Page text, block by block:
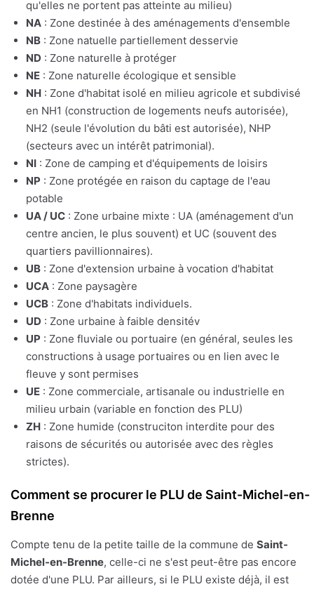
qu'elles ne portent pas atteinte au milieu)
NA : Zone destinée à des aménagements d'ensemble
NB : Zone natuelle partiellement desservie
ND : Zone naturelle à protéger
NE : Zone naturelle écologique et sensible
NH : Zone d'habitat isolé en milieu agricole et subdivisé
en NH1 (construction de logements neufs autorisée),
NH2 (seule l'évolution du bâti est autorisée), NHP
(secteurs avec un intérêt patrimonial).
NI : Zone de camping et d'équipements de loisirs
NP : Zone protégée en raison du captage de l'eau
potable
UA / UC : Zone urbaine mixte : UA (aménagement d'un
centre ancien, le plus souvent) et UC (souvent des
quartiers pavillionnaires).
UB : Zone d'extension urbaine à vocation d'habitat
UCA : Zone paysagère
UCB : Zone d'habitats individuels.
UD : Zone urbaine à faible densitév
UP : Zone fluviale ou portuaire (en général, seules les
constructions à usage portuaires ou en lien avec le
fleuve y sont permises
UE : Zone commerciale, artisanale ou industrielle en
milieu urbain (variable en fonction des PLU)
ZH : Zone humide (construciton interdite pour des
raisons de sécurités ou autorisée avec des règles
strictes).
Comment se procurer le PLU de Saint-Michel-en-
Brenne
Compte tenu de la petite taille de la commune de Saint-
Michel-en-Brenne, celle-ci ne s'est peut-être pas encore
dotée d'une PLU. Par ailleurs, si le PLU existe déjà, il est